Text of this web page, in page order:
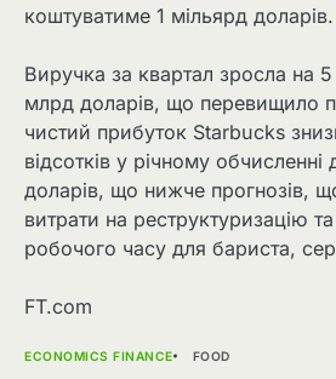
коштуватиме 1 мільярд доларів.
Виручка за квартал зросла на 5
млрд доларів, що перевищило
чистий прибуток Starbucks
відсотків у річному
доларів, що нижче прогнозів,
витрати на реструктуризацію
робочого часу для бариста,
FT.com
ECONOMICS FINANCE FOOD